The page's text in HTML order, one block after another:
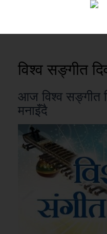
विश्व सङ्गीत
आज विश्व सङ्गीत
मनाइँदै